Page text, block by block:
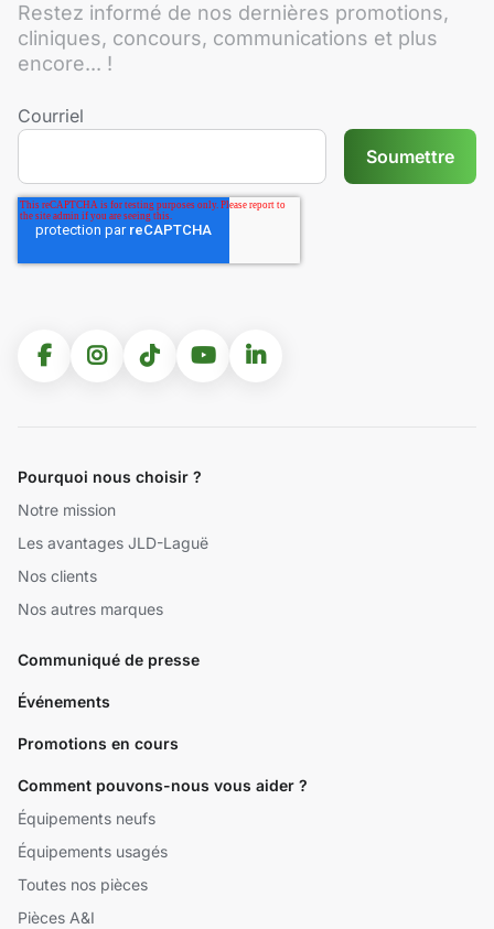
Restez informé de nos dernières promotions,
cliniques, concours, communications et plus
encore... !
Courriel
Pourquoi nous choisir ?
Notre mission
Les avantages JLD-Laguë
Nos clients
Nos autres marques
Communiqué de presse
Événements
Promotions en cours
Comment pouvons-nous vous aider ?
Équipements neufs
Équipements usagés
Toutes nos pièces
Pièces A&I